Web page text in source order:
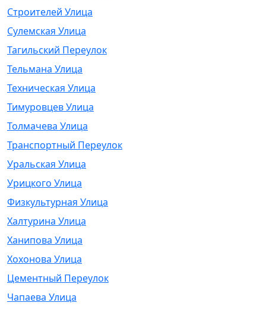
Строителей Улица
Сулемская Улица
Тагильский Переулок
Тельмана Улица
Техническая Улица
Тимуровцев Улица
Толмачева Улица
Транспортный Переулок
Уральская Улица
Урицкого Улица
Физкультурная Улица
Халтурина Улица
Ханипова Улица
Хохонова Улица
Цементный Переулок
Чапаева Улица